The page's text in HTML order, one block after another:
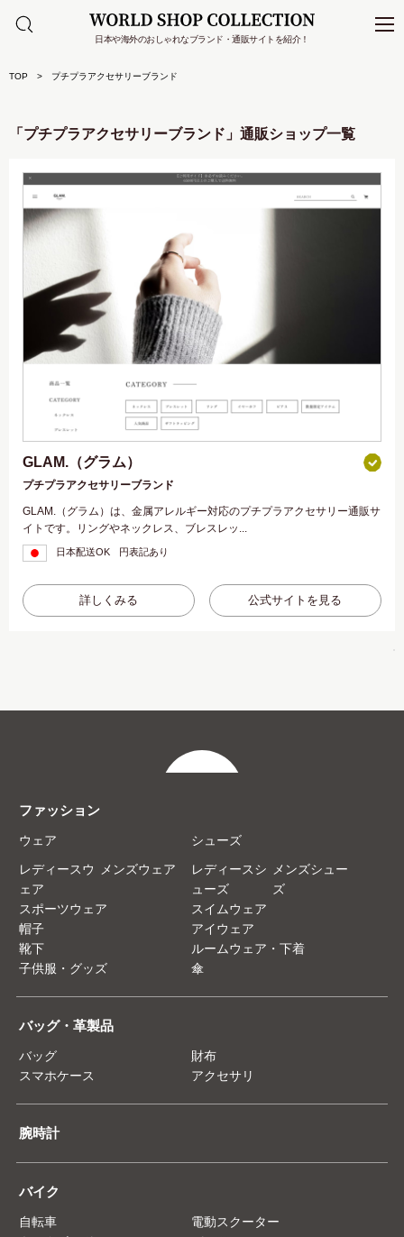
日本や海外のおしゃれなブランド・通販サイトを紹介！
TOP プチプラアクセサリーブランド
「プチプラアクセサリーブランド」通販ショップ一覧
GLAM.（グラム）
プチプラアクセサリーブランド
GLAM.（グラム）は、金属アレルギー対応のプチプラアクセサリー通販サ
イトです。リングやネックレス、ブレスレッ...
日本配送OK 円表記あり
詳しくみる 公式サイトを見る
ファッション
ウェア
レディースウ
ェア
メンズウェア
シューズ
レディースシ
ューズ
メンズシュー
ズ
スポーツウェア
スイムウェア
帽子
アイウェア
靴下
ルームウェア・下着
子供服・グッズ
傘
バッグ・革製品
バッグ
財布
スマホケース
アクセサリ
腕時計
バイク
自転車
電動スクーター